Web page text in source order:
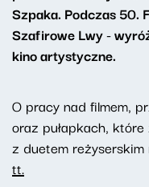
Szpaka. Podczas 50.
Szafirowe Lwy -
kino artystyczne.
O pracy nad filmem,
oraz pułapkach,
z duetem reżyserskim
tt.